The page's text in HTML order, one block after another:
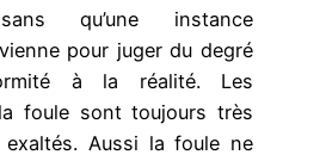
qu’une instance
pour juger du degré
à la réalité. Les
foule sont toujours très
Aussi la foule ne